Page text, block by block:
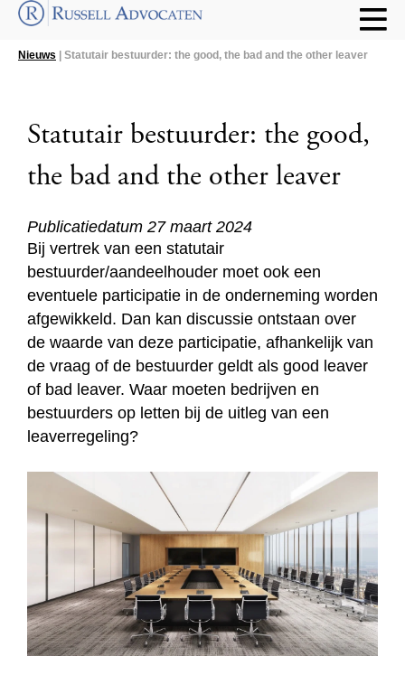
Nieuws | Statutair bestuurder: the good, the bad and the other leaver
Statutair bestuurder: the good,
the bad and the other leaver
Publicatiedatum 27 maart 2024
Bij vertrek van een statutair
bestuurder/aandeelhouder moet ook een
eventuele participatie in de onderneming worden
afgewikkeld. Dan kan discussie ontstaan over
de waarde van deze participatie, afhankelijk van
de vraag of de bestuurder geldt als good leaver
of bad leaver. Waar moeten bedrijven en
bestuurders op letten bij de uitleg van een
leaverregeling?